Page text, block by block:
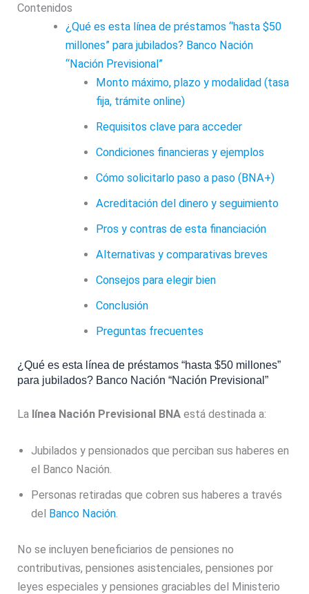
Contenidos
¿Qué es esta línea de préstamos “hasta $50
millones” para jubilados? Banco Nación
“Nación Previsional”
Monto máximo, plazo y modalidad (tasa
fija, trámite online)
Requisitos clave para acceder
Condiciones financieras y ejemplos
Cómo solicitarlo paso a paso (BNA+)
Acreditación del dinero y seguimiento
Pros y contras de esta financiación
Alternativas y comparativas breves
Consejos para elegir bien
Conclusión
Preguntas frecuentes
¿Qué es esta línea de préstamos “hasta $50 millones”
para jubilados? Banco Nación “Nación Previsional”
La línea Nación Previsional BNA está destinada a:
Jubilados y pensionados que perciban sus haberes en
el Banco Nación.
Personas retiradas que cobren sus haberes a través
del
Banco Nación.
No se incluyen beneficiarios de pensiones no
contributivas, pensiones asistenciales, pensiones por
leyes especiales y pensiones graciables del Ministerio